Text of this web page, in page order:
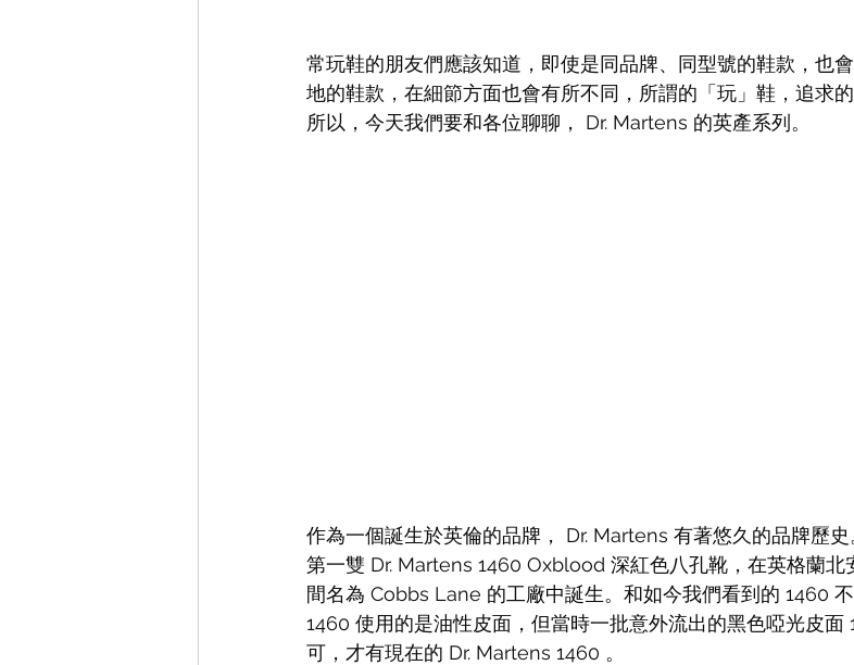
常玩鞋的朋友們應該知道，即使是同品牌、同型號的鞋款，也
地的鞋款，在細節方面也會有所不同，所謂的「玩」鞋，追求
所以，今天我們要和各位聊聊， Dr. Martens 的英產系列。
作為一個誕生於英倫的品牌， Dr. Martens 有著悠久的品牌歷
第一雙 Dr. Martens 1460 Oxblood 深紅色八孔靴，在英格蘭
間名為 Cobbs Lane 的工廠中誕生。和如今我們看到的 1460
1460 使用的是油性皮面，但當時一批意外流出的黑色啞光皮面
可，才有現在的 Dr. Martens 1460 。